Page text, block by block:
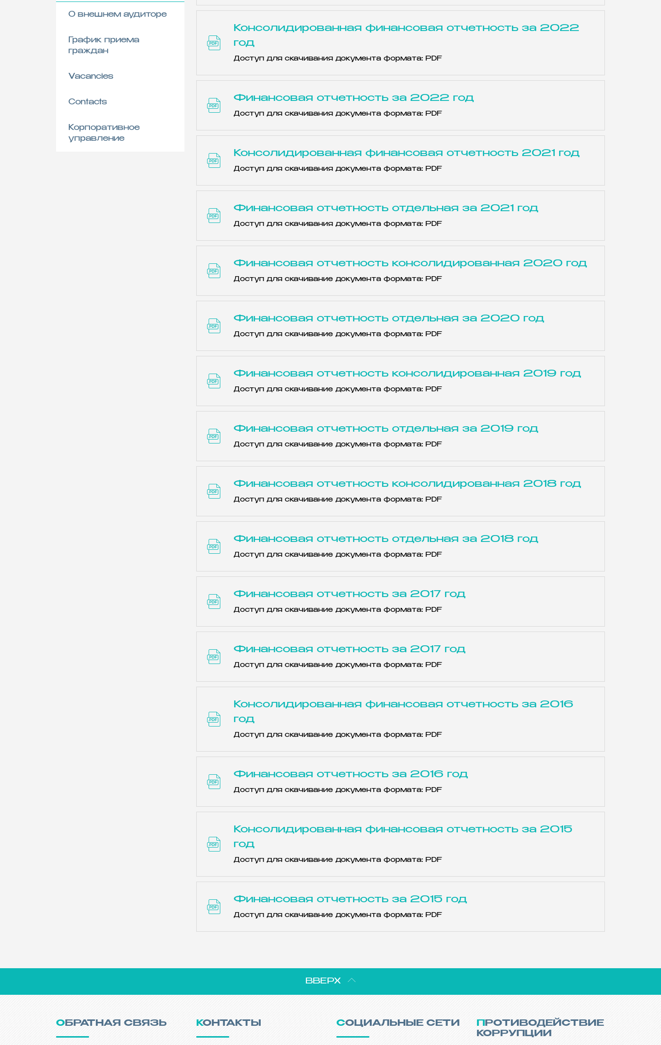
О внешнем аудиторе
График приема
граждан
Vacancies
Contacts
Корпоративное
управление
Консолидированная финансовая отчетность за 2022
год
Доступ для скачивания документа формата: PDF
Финансовая отчетность за 2022 год
Доступ для скачивания документа формата: PDF
Консолидированная финансовая отчетность 2021 год
Доступ для скачивания документа формата: PDF
Финансовая отчетность отдельная за 2021 год
Доступ для скачивания документа формата: PDF
Финансовая отчетность консолидированная 2020 год
Доступ для скачивание документа формата: PDF
Финансовая отчетность отдельная за 2020 год
Доступ для скачивание документа формата: PDF
Финансовая отчетность консолидированная 2019 год
Доступ для скачивание документа формата: PDF
Финансовая отчетность отдельная за 2019 год
Доступ для скачивание документа формата: PDF
Финансовая отчетность консолидированная 2018 год
Доступ для скачивание документа формата: PDF
Финансовая отчетность отдельная за 2018 год
Доступ для скачивание документа формата: PDF
Финансовая отчетность за 2017 год
Доступ для скачивание документа формата: PDF
Финансовая отчетность за 2017 год
Доступ для скачивание документа формата: PDF
Консолидированная финансовая отчетность за 2016
год
Доступ для скачивание документа формата: PDF
Финансовая отчетность за 2016 год
Доступ для скачивание документа формата: PDF
Консолидированная финансовая отчетность за 2015
год
Доступ для скачивание документа формата: PDF
Финансовая отчетность за 2015 год
Доступ для скачивание документа формата: PDF
ВВЕРХ
ОБРАТНАЯ СВЯЗЬ КОНТАКТЫ СОЦИАЛЬНЫЕ СЕТИ
ПРОТИВОДЕЙСТВИЕ
КОРРУПЦИИ